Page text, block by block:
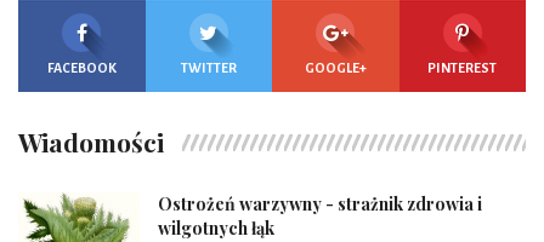
FACEBOOK TWITTER GOOGLE+ PINTEREST
Wiadomości
Ostrożeń warzywny - strażnik zdrowia i
wilgotnych łąk